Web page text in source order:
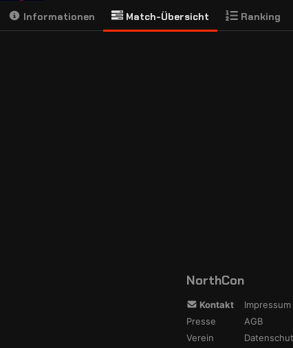
Informationen Match-Übersicht Ranking
NorthCon
Kontakt
Presse
Verein
Impressum
AGB